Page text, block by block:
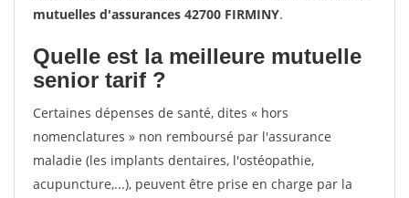
mutuelles d'assurances 42700 FIRMINY.
Quelle est la meilleure mutuelle
senior tarif ?
Certaines dépenses de santé, dites « hors
nomenclatures » non remboursé par l'assurance
maladie (les implants dentaires, l'ostéopathie,
acupuncture,...), peuvent être prise en charge par la